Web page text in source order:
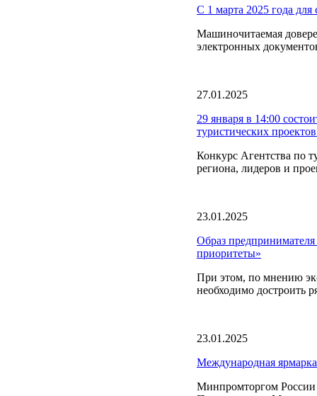
С 1 марта 2025 года для
Машиночитаемая
электронных
27.01.2025
29 января в 14:00
туристических
Конкурс Агентства по
региона, лидеров и
23.01.2025
Образ
приоритеты»
При этом, по мнению
необходимо достроить
23.01.2025
Международная
Минпромторгом России